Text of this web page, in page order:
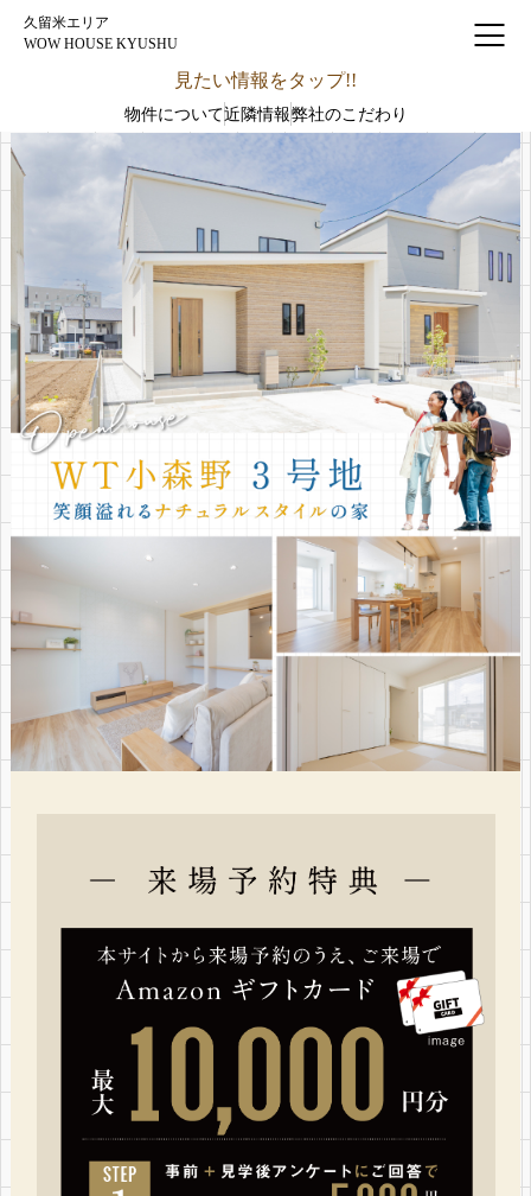
久留米エリア
WOW HOUSE KYUSHU
見たい情報をタップ!!
物件について近隣情報弊社のこだわり